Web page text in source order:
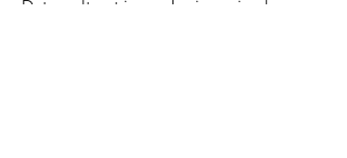
Dat resulteert in een bruine spiced rum